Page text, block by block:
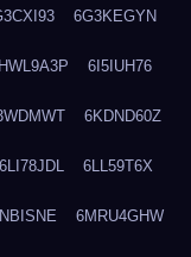
6G3KEGYN
6I5IUH76
6KDND60Z
6LI78JDL 6LL59T6X
6MRU4GHW